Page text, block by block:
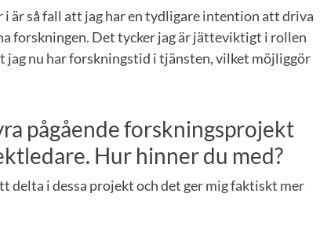
i är så fall att jag har en tydligare intention att driva
forskningen. Det tycker jag är jätteviktigt i rollen
jag nu har forskningstid i tjänsten, vilket möjliggör
pågående forskningsprojekt
Hur hinner du med?
delta i dessa projekt och det ger mig faktiskt mer